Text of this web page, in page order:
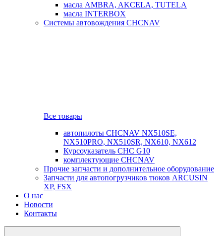
масла AMBRA, AKCELA, TUTELA
масла INTERBOX
Системы автовождения CHCNAV
Все товары
автопилоты CHCNAV NX510SE,
NX510PRO, NX510SR, NX610, NX612
Курсоуказатель CHC G10
комплектующие CHCNAV
Прочие запчасти и дополнительное оборудование
Запчасти для автопогрузчиков тюков ARCUSIN
XP, FSX
О нас
Новости
Контакты